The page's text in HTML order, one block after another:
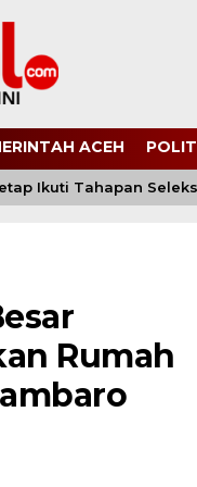
ACEH
Ikuti Tahapan
Rumah